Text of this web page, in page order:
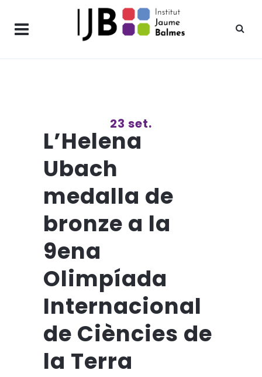
23 set.
L’Helena
Ubach
medalla de
bronze a la
9ena
Olimpíada
Internacional
de Ciències de
la Terra